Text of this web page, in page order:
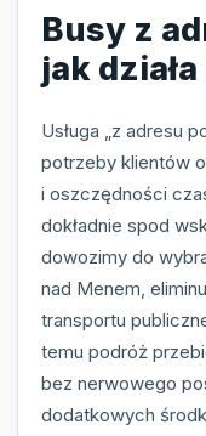
Busy z
jak
Usługa „z adresu
potrzeby klientów
i oszczędności
dokładnie spod
dowozimy do
nad Menem,
transportu
temu podróż
bez nerwowego
dodatkowych